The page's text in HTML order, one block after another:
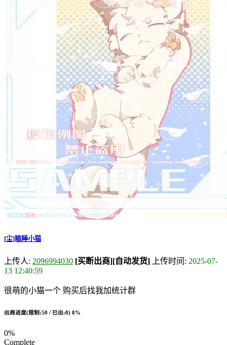
[尘]瞌睡小猫
上传人: 2096994030 [买断出商][自动发货] 上传时间: 2025-07-
13 12:40:59
很萌的小猫一个 购买后找我加统计群
出商进度(限制:50 / 已出:0) 0%
0%
Complete